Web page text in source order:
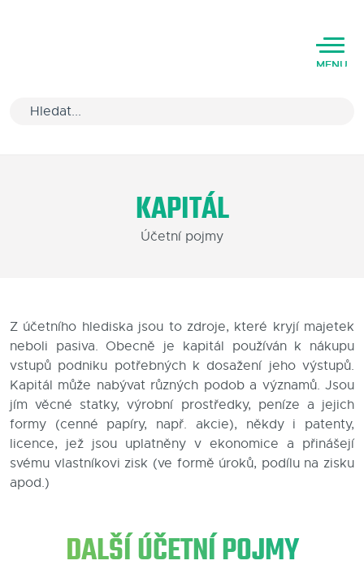
MENU
Varianty software
Kariéra
Partneři
Blog
Kontakty
KAPITÁL
Účetní pojmy
Z účetního hlediska jsou to zdroje, které kryjí majetek
neboli pasiva. Obecně je kapitál používán k nákupu
vstupů podniku potřebných k dosažení jeho výstupů.
Kapitál může nabývat různých podob a významů. Jsou
jím věcné statky, výrobní prostředky, peníze a jejich
formy (cenné papíry, např. akcie), někdy i patenty,
licence, jež jsou uplatněny v ekonomice a přinášejí
svému vlastníkovi zisk (ve formě úroků, podílu na zisku
apod.)
DALŠÍ ÚČETNÍ POJMY